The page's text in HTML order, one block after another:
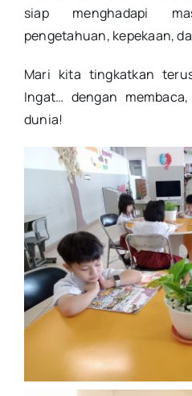
siap menghadapi
pengetahuan, kepekaan,
Mari kita tingkatkan
Ingat… dengan
dunia!